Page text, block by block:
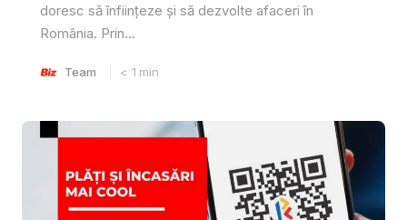
doresc să înființeze și să dezvolte afaceri în
România. Prin...
Team < 1 min